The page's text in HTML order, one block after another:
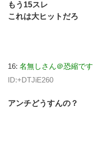
もう15スレ
これは大ヒットだろ
16: 名無しさん＠恐縮です
ID:+DTJiE260
アンチどうすんの？